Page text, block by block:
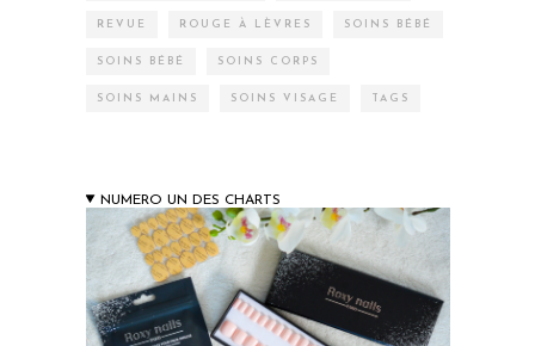
REVUE ROUGE À LÈVRES SOINS BÉBÉ
SOINS BÉBÉ SOINS CORPS
SOINS MAINS SOINS VISAGE TAGS
NUMERO UN DES CHARTS